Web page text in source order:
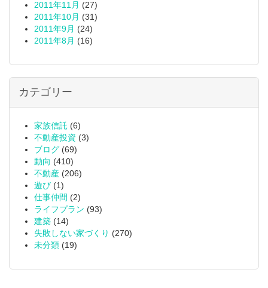
2011年11月 (27)
2011年10月 (31)
2011年9月 (24)
2011年8月 (16)
カテゴリー
家族信託 (6)
不動産投資 (3)
ブログ (69)
動向 (410)
不動産 (206)
遊び (1)
仕事仲間 (2)
ライフプラン (93)
建築 (14)
失敗しない家づくり (270)
未分類 (19)